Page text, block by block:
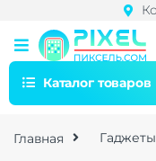
Каталог товаров
Главная